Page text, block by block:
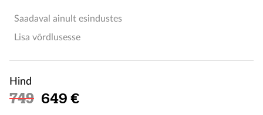
Saadaval ainult esindustes
Lisa võrdlusesse
Hind
749 Soodushind
649 €